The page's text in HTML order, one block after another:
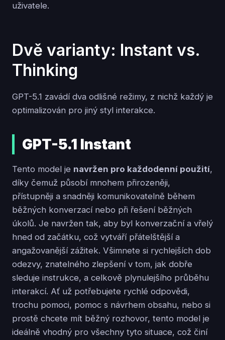
uživatele.
Dvě varianty: Instant vs.
Thinking
GPT-5.1 zavádí dva odlišné režimy, z nichž každý je
optimalizován pro jiný styl interakce.
GPT-5.1 Instant
Tento model je navržen pro každodenní použití,
díky čemuž působí mnohem přirozeněji,
přístupněji a snadněji komunikovatelně během
běžných konverzací nebo při řešení běžných
úkolů. Je navržen tak, aby byl konverzační a vřelý
hned od začátku, což vytváří přátelštější a
angažovanější zážitek. Všimnete si rychlejších dob
odezvy, znatelného zlepšení v tom, jak dobře
sleduje instrukce, a celkově plynulejšího průběhu
interakcí. Ať už potřebujete rychlé odpovědi,
trochu pomoci, pomoc s návrhem obsahu, nebo si
prostě chcete mít běžný rozhovor, tento model je
ideálně vhodný pro všechny tyto situace, což činí